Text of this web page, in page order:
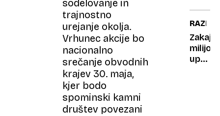
sodelovanje in
trajnostno
urejanje okolja.
Vrhunec akcije bo
nacionalno
srečanje obvodnih
krajev 30. maja,
kjer bodo
spominski kamni
društev povezani
se
zgodi,
ko
Zakaj
milijoni